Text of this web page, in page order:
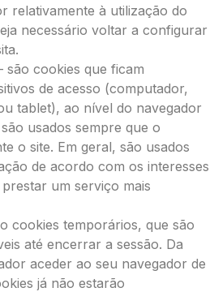
relativamente à utilização do
necessário voltar a configurar
são cookies que ficam
de acesso (computador,
tablet), ao nível do navegador
usados sempre que o
o site. Em geral, são usados
de acordo com os interesses
um serviço mais
cookies temporários, que são
até encerrar a sessão. Da
aceder ao seu navegador de
já não estarão